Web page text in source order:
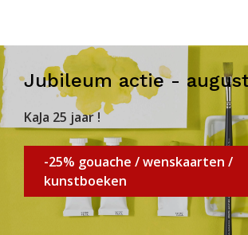
Jubileum actie -
KaJa 25 jaar !
-25% gouache / wenskaarten /
kunstboeken